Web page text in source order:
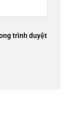
trình duyệt